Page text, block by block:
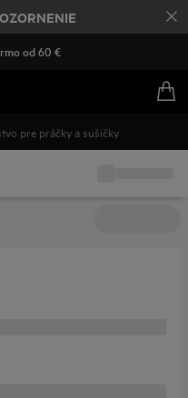
od 60 €
pre práčky a sušičky